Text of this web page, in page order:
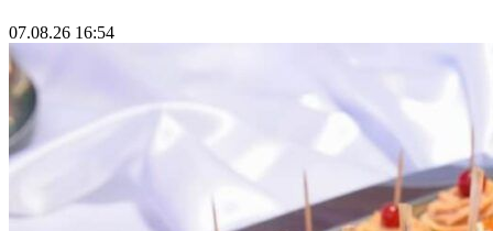
07.08.26 16:54